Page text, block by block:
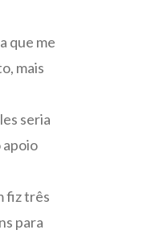
que me
mais
seria
apoio
fiz três
para